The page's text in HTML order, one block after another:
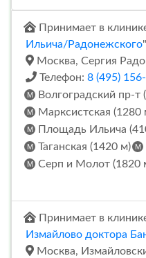
Принимает в
Ильича/Радонежского"
Москва, Сергия
Телефон: 8 (495)
Волгоградский пр-т
Марксистская (1280
Площадь Ильича
Таганская (1420 м)
Серп и Молот (1820
Принимает в
Измайлово доктора
Москва,